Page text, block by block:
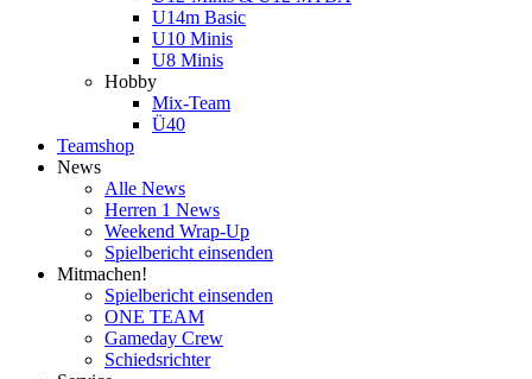
U14m Basic
U10 Minis
U8 Minis
Hobby
Mix-Team
Ü40
Teamshop
News
Alle News
Herren 1 News
Weekend Wrap-Up
Spielbericht einsenden
Mitmachen!
Spielbericht einsenden
ONE TEAM
Gameday Crew
Schiedsrichter